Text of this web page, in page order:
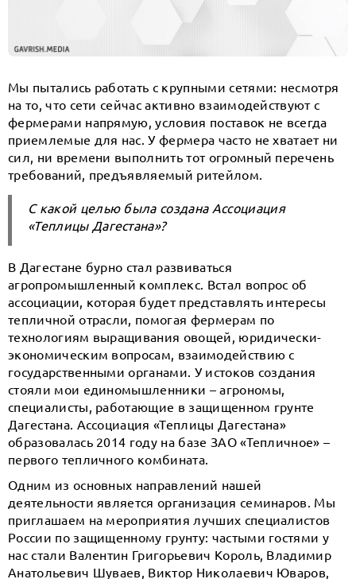
Мы пытались работать с крупными сетями: несмотря
на то, что сети сейчас активно взаимодействуют с
фермерами напрямую, условия поставок не всегда
приемлемые для нас. У фермера часто не хватает ни
сил, ни времени выполнить тот огромный перечень
требований, предъявляемый ритейлом.
С какой целью была создана Ассоциация
«Теплицы Дагестана»?
В Дагестане бурно стал развиваться
агропромышленный комплекс. Встал вопрос об
ассоциации, которая будет представлять интересы
тепличной отрасли, помогая фермерам по
технологиям выращивания овощей, юридически-
экономическим вопросам, взаимодействию с
государственными органами. У истоков создания
стояли мои единомышленники – агрономы,
специалисты, работающие в защищенном грунте
Дагестана. Ассоциация «Теплицы Дагестана»
образовалась 2014 году на базе ЗАО «Тепличное» –
первого тепличного комбината.
Одним из основных направлений нашей
деятельности является организация семинаров. Мы
приглашаем на мероприятия лучших специалистов
России по защищенному грунту: частыми гостями у
нас стали Валентин Григорьевич Король, Владимир
Анатольевич Шуваев, Виктор Николаевич Юваров,